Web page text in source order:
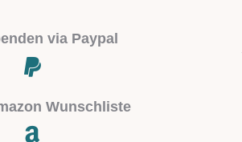
via Paypal
Wunschliste